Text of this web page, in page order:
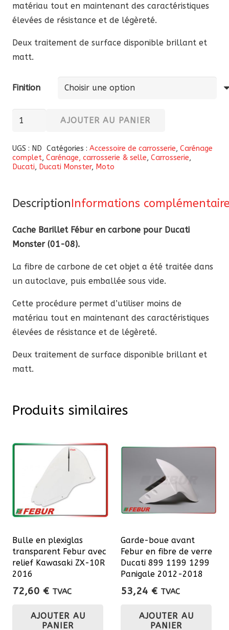
matériau tout en maintenant des caractéristiques
élevées de résistance et de légèreté.
Deux traitement de surface disponible brillant et
matt.
Finition
quantité
Cache
Barillet
Ducati
2001-
2008
AJOUTER AU PANIER
UGS : ND Catégories : Accessoire de carrosserie, Carénage
complet, Carénage, carrosserie & selle, Carrosserie,
Ducati, Ducati Monster, Moto
DescriptionInformations
Cache Barillet Fébur en carbone pour Ducati
Monster (01-08).
La fibre de carbone de cet objet a été traitée dans
un autoclave, puis emballée sous vide.
Cette procédure permet d’utiliser moins de
matériau tout en maintenant des caractéristiques
élevées de résistance et de légèreté.
Deux traitement de surface disponible brillant et
matt.
Produits similaires
Bulle en plexiglas
transparent Febur avec
relief Kawasaki ZX-10R
2016
72,60 € TVAC
AJOUTER AU
PANIER
Garde-boue avant
Febur en fibre de verre
Ducati 899 1199 1299
Panigale 2012-2018
53,24 € TVAC
AJOUTER AU
PANIER